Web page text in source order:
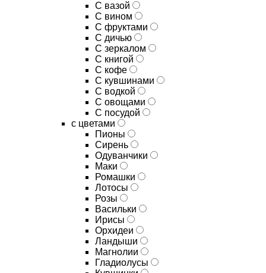
C вазой
C вином
C фруктами
C дичью
C зеркалом
C книгой
C кофе
C кувшинами
C водкой
C овощами
C посудой
с цветами
Пионы
Сирень
Одуванчики
Маки
Ромашки
Лотосы
Розы
Васильки
Ирисы
Орхидеи
Ландыши
Магнолии
Гладиолусы